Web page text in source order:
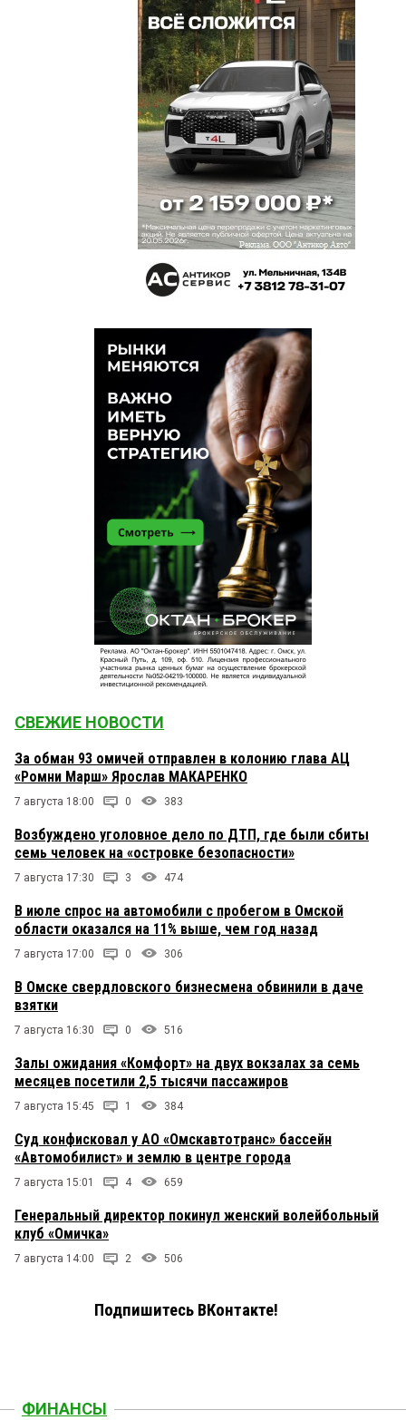
СВЕЖИЕ НОВОСТИ
За обман 93 омичей отправлен в колонию глава АЦ
«Ромни Марш» Ярослав МАКАРЕНКО
7 августа 18:00 0 383
Возбуждено уголовное дело по ДТП, где были сбиты
семь человек на «островке безопасности»
7 августа 17:30 3 474
В июле спрос на автомобили с пробегом в Омской
области оказался на 11% выше, чем год назад
7 августа 17:00 0 306
В Омске свердловского бизнесмена обвинили в даче
взятки
7 августа 16:30 0 516
Залы ожидания «Комфорт» на двух вокзалах за семь
месяцев посетили 2,5 тысячи пассажиров
7 августа 15:45 1 384
Суд конфисковал у АО «Омскавтотранс» бассейн
«Автомобилист» и землю в центре города
7 августа 15:01 4 659
Генеральный директор покинул женский волейбольный
клуб «Омичка»
7 августа 14:00 2 506
Подпишитесь ВКонтакте!
ФИНАНСЫ